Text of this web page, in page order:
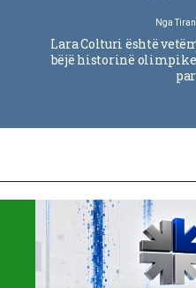
Nga
Lara Colturi është
bëjë historinë olimpike